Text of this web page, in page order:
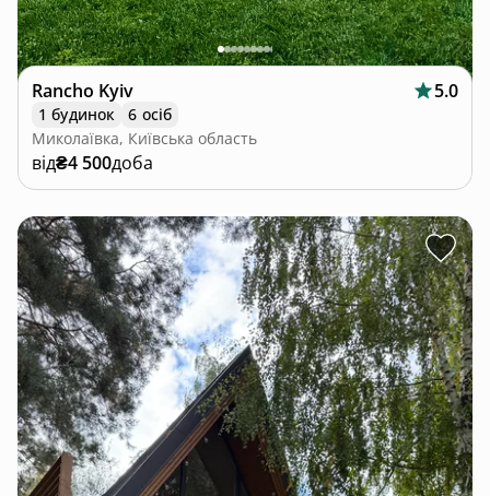
Rancho Kyiv 5.0
1 будинок
6 осіб
Миколаївка, Київська область
від₴4 500доба